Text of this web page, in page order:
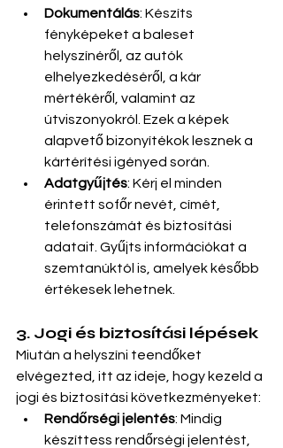
Dokumentálás: Készíts
fényképeket a baleset
helyszínéről, az autók
elhelyezkedéséről, a kár
mértékéről, valamint az
útviszonyokról. Ezek a képek
alapvető bizonyítékok lesznek a
kártérítési igényed során.
Adatgyűjtés: Kérj el minden
érintett sofőr nevét, címét,
telefonszámát és biztosítási
adatait. Gyűjts információkat a
szemtanúktól is, amelyek később
értékesek lehetnek.
3. Jogi és biztosítási lépések
Miután a helyszíni teendőket
elvégezted, itt az ideje, hogy kezeld a
jogi és biztosítási következményeket:
Rendőrségi jelentés: Mindig
készíttess rendőrségi jelentést,